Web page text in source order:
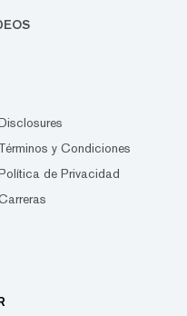
Términos y Condiciones
de Privacidad